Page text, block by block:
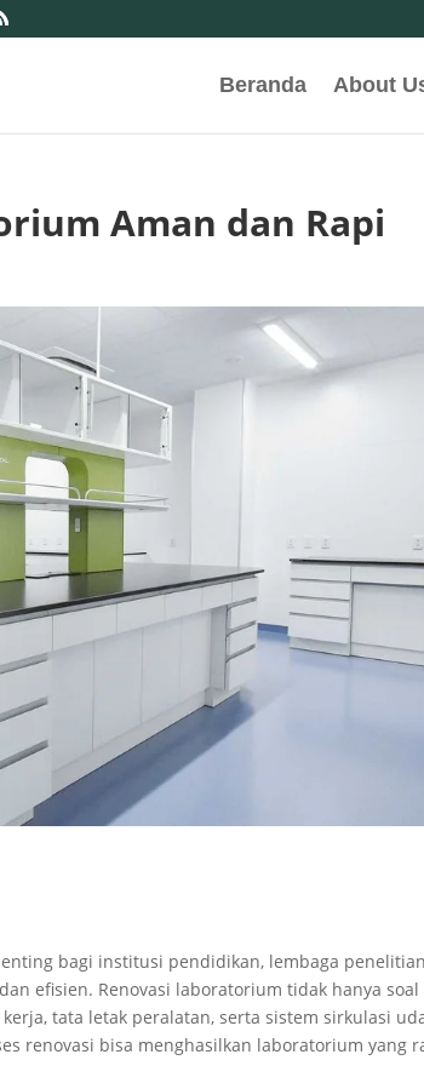
Beranda About
Aman dan Rapi
bagi institusi pendidikan, lembaga
efisien. Renovasi laboratorium tidak hanya soal
tata letak peralatan, serta sistem sirkulasi
renovasi bisa menghasilkan laboratorium yang